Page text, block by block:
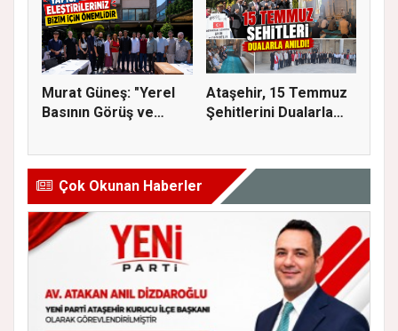
Murat Güneş: "Yerel
Basının Görüş ve
Ataşehir, 15 Temmuz
Şehitlerini Dualarla
Çok Okunan Haberler